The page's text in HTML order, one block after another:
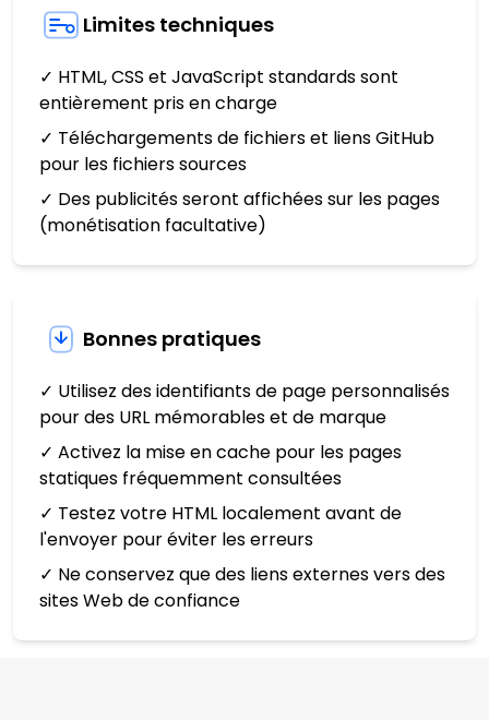
Limites techniques
✓ HTML, CSS et JavaScript standards sont
entièrement pris en charge
✓ Téléchargements de fichiers et liens GitHub
pour les fichiers sources
✓ Des publicités seront affichées sur les pages
(monétisation facultative)
Bonnes pratiques
✓ Utilisez des identifiants de page personnalisés
pour des URL mémorables et de marque
✓ Activez la mise en cache pour les pages
statiques fréquemment consultées
✓ Testez votre HTML localement avant de
l'envoyer pour éviter les erreurs
✓ Ne conservez que des liens externes vers des
sites Web de confiance